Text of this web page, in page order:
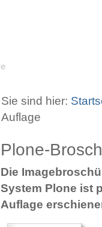
Sie sind hier:
Auflage
Plone-
Die
System Plone ist
Auflage